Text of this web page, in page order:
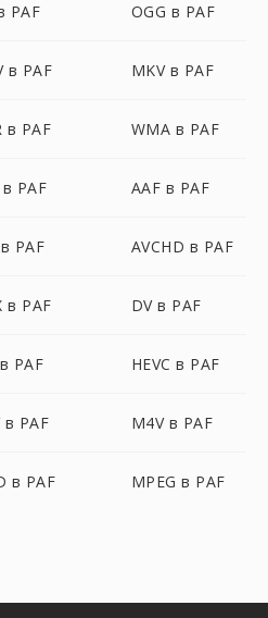
PAF OGG в PAF
в PAF MKV в PAF
в PAF WMA в PAF
PAF AAF в PAF
PAF AVCHD в PAF
в PAF DV в PAF
PAF HEVC в PAF
в PAF M4V в PAF
в PAF MPEG в PAF